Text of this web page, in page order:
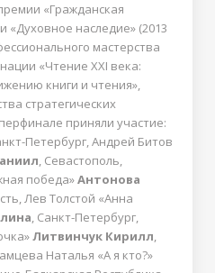
«Гражданская
«Духовное наследие» (2013
мастерства
«Чтение XXI века:
книги и чтения»,
стратегических
приняли участие:
Петербург, Андрей Битов
, Севастополь,
победа»Антонова
Лев Толстой «Анна
, Санкт-Петербург,
Литвинчук Кирилл,
Наталья «А я кто?»